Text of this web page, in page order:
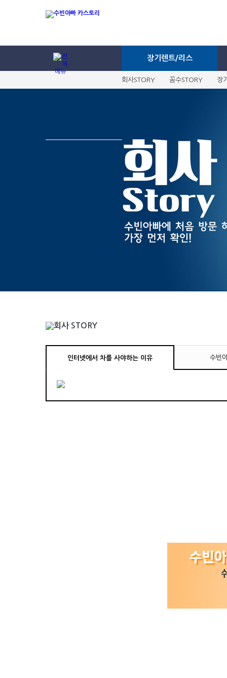
장기렌트/리스
회사STORY 꼼수STORY 장
인터넷에서 차를 사야하는 이유 수빈